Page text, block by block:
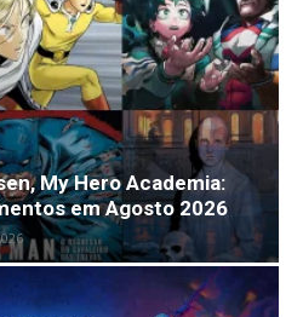
My Hero Academia:
em Agosto 2026